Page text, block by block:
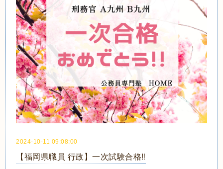
2024-10-11 09:08:00
【福岡県職員 行政】一次試験合格‼